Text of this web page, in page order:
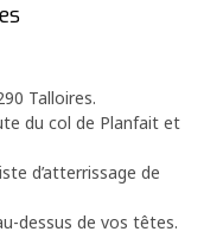
Talloires.
du col de Planfait et
d’atterrissage de
dessus de vos têtes.